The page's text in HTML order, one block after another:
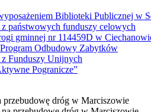
Biblioteki Publicznej w
państwowych funduszy celowych
gminnej nr 114459D w
Odbudowy Zabytków
Funduszy Unijnych
Pogranicze”
przebudowę dróg w Marciszowie